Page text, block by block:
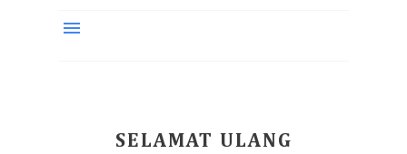
SELAMAT ULANG